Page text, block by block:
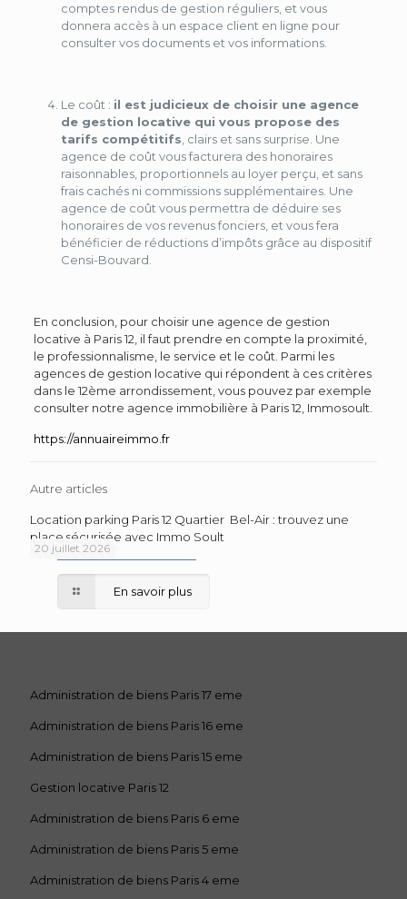
comptes rendus de gestion réguliers, et vous
donnera accès à un espace client en ligne pour
consulter vos documents et vos informations.
Le coût : il est judicieux de choisir une agence
de gestion locative qui vous propose des
tarifs compétitifs, clairs et sans surprise. Une
agence de coût vous facturera des honoraires
raisonnables, proportionnels au loyer perçu, et sans
frais cachés ni commissions supplémentaires. Une
agence de coût vous permettra de déduire ses
honoraires de vos revenus fonciers, et vous fera
bénéficier de réductions d’impôts grâce au dispositif
Censi-Bouvard.
En conclusion, pour choisir une agence de gestion
locative à Paris 12, il faut prendre en compte la proximité,
le professionnalisme, le service et le coût. Parmi les
agences de gestion locative qui répondent à ces critères
dans le 12ème arrondissement, vous pouvez par exemple
consulter notre agence immobilière à Paris 12, Immosoult.
https://annuaireimmo.fr
Autre articles
20 juillet 2026
Location parking Paris 12 Quartier Bel-Air : trouvez une
place sécurisée avec Immo Soult
En savoir plus
Administration de biens Paris 17 eme
Administration de biens Paris 16 eme
Administration de biens Paris 15 eme
Gestion locative Paris 12
Administration de biens Paris 6 eme
Administration de biens Paris 5 eme
Administration de biens Paris 4 eme